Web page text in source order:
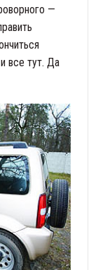
—
все тут. Да